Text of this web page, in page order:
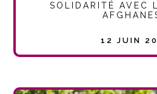
SOLIDARITÉ AVEC
12 JUIN